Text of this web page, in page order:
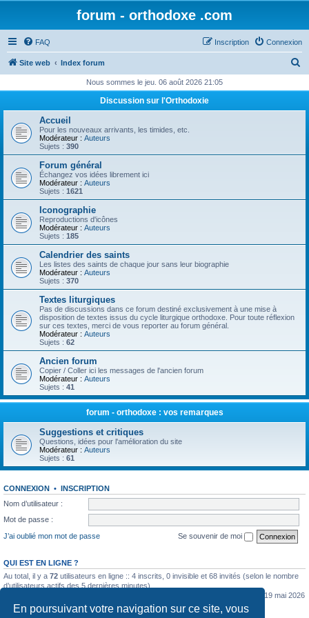
En poursuivant votre navigation sur ce site, vous
forum - orthodoxe .com
FAQ Connexion
Inscription
Site web Index forum
h
Nous sommes le jeu. 06 août 2026 21:05
Discussion sur l'Orthodoxie
Accueil
Pour les nouveaux arrivants, les timides, etc.
Modérateur : Auteurs
Sujets : 390
Forum général
Échangez vos idées librement ici
Modérateur : Auteurs
Sujets : 1621
Iconographie
Reproductions d'icônes
Modérateur : Auteurs
Sujets : 185
Calendrier des saints
Les listes des saints de chaque jour sans leur biographie
Modérateur : Auteurs
Sujets : 370
Textes liturgiques
Pas de discussions dans ce forum destiné exclusivement à une mise à
disposition de textes issus du cycle liturgique orthodoxe. Pour toute réflexion
sur ces textes, merci de vous reporter au forum général.
Modérateur : Auteurs
Sujets : 62
Ancien forum
Copier / Coller ici les messages de l'ancien forum
Modérateur : Auteurs
Sujets : 41
forum - orthodoxe : vos remarques
Suggestions et critiques
Questions, idées pour l'amélioration du site
Modérateur : Auteurs
Sujets : 61
CONNEXION • INSCRIPTION
Nom d’utilisateur :
Mot de passe :
J’ai oublié mon mot de passe
Se souvenir de moi
QUI EST EN LIGNE ?
Au total, il y a 72 utilisateurs en ligne :: 4 inscrits, 0 invisible et 68 invités (selon le nombre
d’utilisateurs actifs des 5 dernières minutes)
le mar. 19 mai 2026
0:07